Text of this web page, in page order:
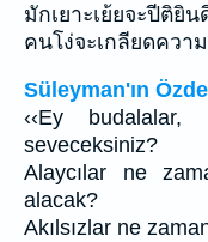
มักเยาะเย้ยจะปีติยิ
คนโง่จะเกลียดควา
Süleyman'ın
‹‹Ey
seveceksiniz?
Alaycılar ne
alacak?
Akılsızlar ne